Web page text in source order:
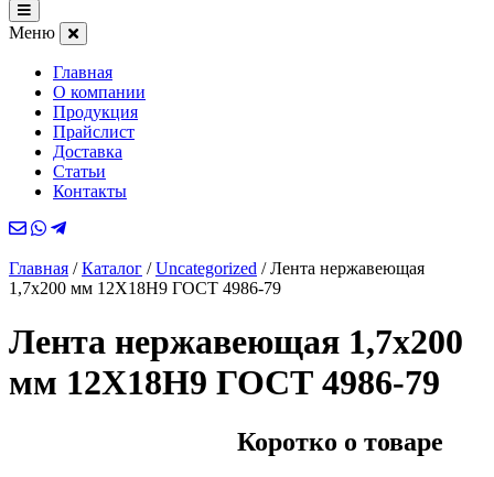
Открыть
меню
Меню
Главная
О компании
Продукция
Прайслист
Доставка
Статьи
Контакты
Главная /Каталог /Uncategorized /Лента нержавеющая
1,7х200 мм 12Х18Н9 ГОСТ 4986-79
Лента нержавеющая 1,7х200
мм 12Х18Н9 ГОСТ 4986-79
Коротко о товаре